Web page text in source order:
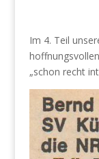
Im 4. Teil
„schon recht